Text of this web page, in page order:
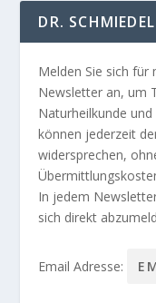
DR.
Melden Sie sich für
Newsletter an, um
Naturheilkunde
können jederzeit
widersprechen,
In jedem
sich direkt
Email Adresse: